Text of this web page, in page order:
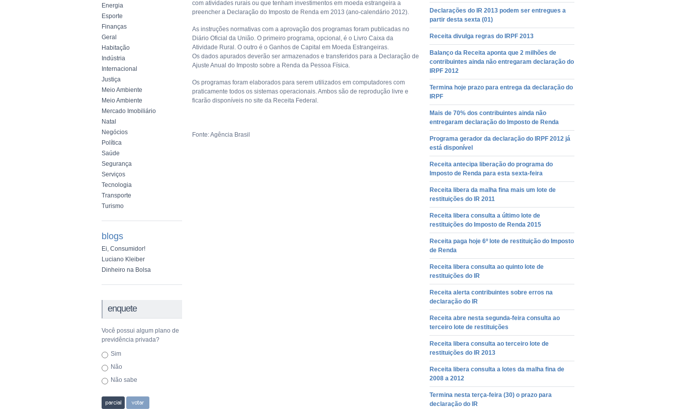
Energia
Esporte
Finanças
Geral
Habitação
Indústria
Internacional
Justiça
Meio Ambiente
Meio Ambiente
Mercado Imobiliário
Natal
Negócios
Política
Saúde
Segurança
Serviços
Tecnologia
Transporte
Turismo
blogs
Ei, Consumidor!
Luciano Kleiber
Dinheiro na Bolsa
enquete
Você possui algum plano de
previdência privada?
Sim
Não
Não sabe
Declarações do IR 2013 podem ser entregues a
partir desta sexta (01)
Receita divulga regras do IRPF 2013
Balanço da Receita aponta que 2 milhões de
contribuintes ainda não entregaram declaração do
IRPF 2012
Termina hoje prazo para entrega da declaração do
IRPF
Mais de 70% dos contribuintes ainda não
entregaram declaração do Imposto de Renda
Programa gerador da declaração do IRPF 2012 já
está disponível
Receita antecipa liberação do programa do
Imposto de Renda para esta sexta-feira
Receita libera da malha fina mais um lote de
restituições do IR 2011
Receita libera consulta a último lote de
restituições do Imposto de Renda 2015
Receita paga hoje 6º lote de restituição do Imposto
de Renda
Receita libera consulta ao quinto lote de
restituições do IR
Receita alerta contribuintes sobre erros na
declaração do IR
Receita abre nesta segunda-feira consulta ao
terceiro lote de restituições
Receita libera consulta ao terceiro lote de
restituições do IR 2013
Receita libera consulta a lotes da malha fina de
2008 a 2012
Termina nesta terça-feira (30) o prazo para
declaração do IR
com atividades rurais ou que tenham investimentos em moeda estrangeira a
preencher a Declaração do Imposto de Renda em 2013 (ano-calendário 2012).
As instruções normativas com a aprovação dos programas foram publicadas no
Diário Oficial da União. O primeiro programa, opcional, é o Livro Caixa da
Atividade Rural. O outro é o Ganhos de Capital em Moeda Estrangeiras.
Os dados apurados deverão ser armazenados e transferidos para a Declaração de
Ajuste Anual do Imposto sobre a Renda da Pessoa Física.
Os programas foram elaborados para serem utilizados em computadores com
praticamente todos os sistemas operacionais. Ambos são de reprodução livre e
ficarão disponíveis no site da Receita Federal.
Fonte: Agência Brasil